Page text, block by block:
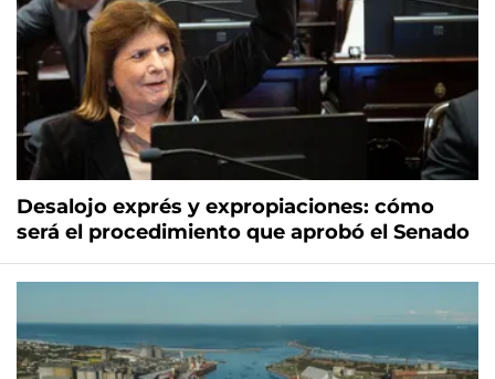
Desalojo exprés y expropiaciones: cómo
será el procedimiento que aprobó el Senado